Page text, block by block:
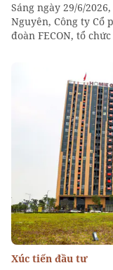
Sáng ngày 29/6/
Nguyên, Công ty Cổ
đoàn FECON, tổ
Xúc tiến đầu tư